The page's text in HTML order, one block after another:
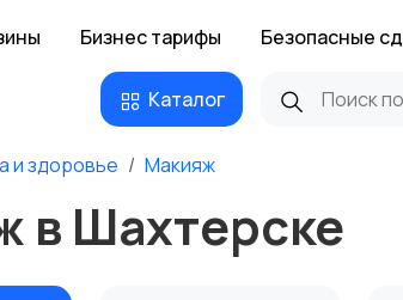
Бизнес тарифы Безопасные
Каталог
и здоровье Макияж
в Шахтерске